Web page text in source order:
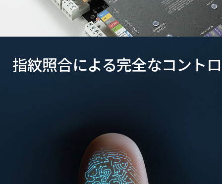
指紋照合による完全なコント